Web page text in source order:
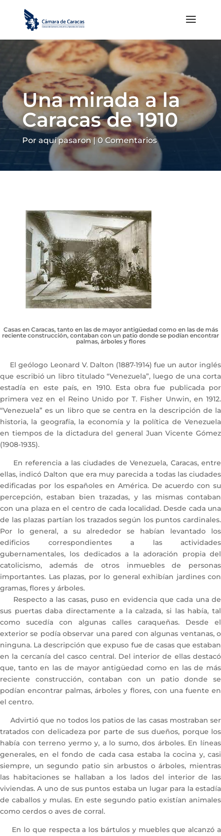
Una mirada a la
Caracas de 1910
Por aquí pasaron|0 Comentarios
Casas en Caracas, tanto en las de mayor antigüedad como en las de más
reciente construcción, contaban con un patio donde se podían encontrar
palmas, árboles y flores
El geólogo Leonard V. Dalton (1887-1914) fue un autor inglés
que escribió un libro titulado “Venezuela”, luego de una corta
estadía en este país, en 1910. Esta obra fue publicada por
primera vez en el Reino Unido por T. Fisher Unwin, en 1912.
“Venezuela” es un libro que se centra en la descripción de la
historia, la geografía, la economía y la política de Venezuela
en tiempos de la dictadura del general Juan Vicente Gómez
(1908-1935).
En referencia a las ciudades de Venezuela, Caracas, entre
ellas, indicó Dalton que era muy parecida a todas las ciudades
edificadas por los españoles en América. De acuerdo con su
percepción, estaban bien trazadas, y las mismas contaban
con una plaza en el centro de cada localidad. Desde cada una
de las plazas partían los trazados según los puntos cardinales.
Por lo general, a su alrededor se habían levantado los
edificios correspondientes a las actividades
gubernamentales, los dedicados a la adoración propia del
catolicismo, además de otros inmuebles de personas
importantes. Las plazas, por lo general exhibían jardines con
gramas, flores y árboles.
Respecto a las casas, puso en evidencia que cada una de
sus puertas daba directamente a la calzada, si las había, tal
como sucedía con algunas calles caraqueñas. Desde el
exterior se podía observar una pared con algunas ventanas, o
ninguna. La descripción que expuso fue de casas que estaban
en la cercanía del casco central. Del interior de ellas destacó
que, tanto en las de mayor antigüedad como en las de más
reciente construcción, contaban con un patio donde se
podían encontrar palmas, árboles y flores, con una fuente en
el centro.
Advirtió que no todos los patios de las casas mostraban ser
tratados con delicadeza por parte de sus dueños, porque los
había con terreno yermo y, a lo sumo, dos árboles. En líneas
generales, en el fondo de cada casa estaba la cocina y, casi
siempre, un segundo patio sin arbustos o árboles, mientras
las habitaciones se hallaban a los lados del interior de las
viviendas. A uno de sus puntos estaba un lugar para la estadía
de caballos y mulas. En este segundo patio existían animales
como cerdos o aves de corral.
En lo que respecta a los bártulos y muebles que alcanzó a